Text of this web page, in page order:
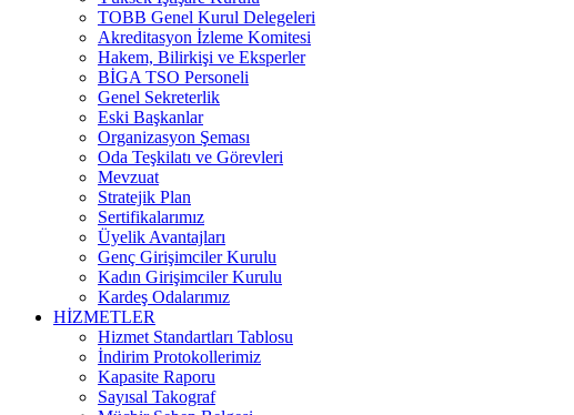
TOBB Genel Kurul Delegeleri
Akreditasyon İzleme Komitesi
Hakem, Bilirkişi ve Eksperler
BİGA TSO Personeli
Genel Sekreterlik
Eski Başkanlar
Organizasyon Şeması
Oda Teşkilatı ve Görevleri
Mevzuat
Stratejik Plan
Sertifikalarımız
Üyelik Avantajları
Genç Girişimciler Kurulu
Kadın Girişimciler Kurulu
Kardeş Odalarımız
HİZMETLER
Hizmet Standartları Tablosu
İndirim Protokollerimiz
Kapasite Raporu
Sayısal Takograf